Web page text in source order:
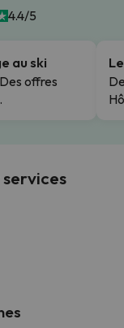
4.4/5
au ski
offres